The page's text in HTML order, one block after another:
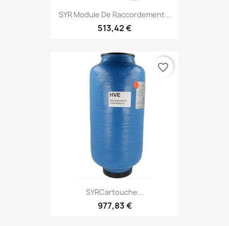
SYR Module De Raccordement...
513,42 €
SYRCartouche...
977,83 €
favorite_border